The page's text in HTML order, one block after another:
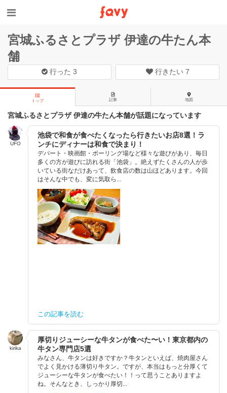
宮城ふるさとプラザ 伊達の牛たん本
舗
行った3 行きたい 7
トップ 記事 地図
宮城ふるさとプラザ 伊達の牛たん本舗が話題になっています
UFO
池袋で和食が食べたくなったら行きたいお店8選！ラ
ンチにディナーは和食で決まり！
デパート・映画館・ボーリング場など様々な遊びがあり、毎日
多くの方が遊びに訪れる街「池袋」。絶えずたくさんの人が歩
いている街なだけあって、飲食店の数は山ほどあります。今回
はそんな中でも、変に気取ら...
この記事を読む
kirika
厚切りジューシーな牛タンが食べた〜い！東京都内の
牛タン専門店5選
みなさん、牛タンは好きですか？牛タンといえば、焼肉屋さん
でよく見かける薄切り牛タン。ですが、本当はもっと分厚くて
ジューシーな牛タンが食べたい！！って思うことありますよ
ね。そんなとき、しっかり厚切...